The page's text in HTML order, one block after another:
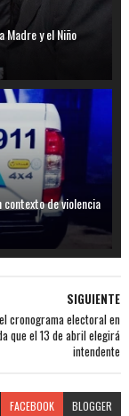
y el Niño
de violencia
SIGUIENTE
cronograma electoral en
que el 13 de abril elegirá
intendente
FACEBOOK BLOGGER